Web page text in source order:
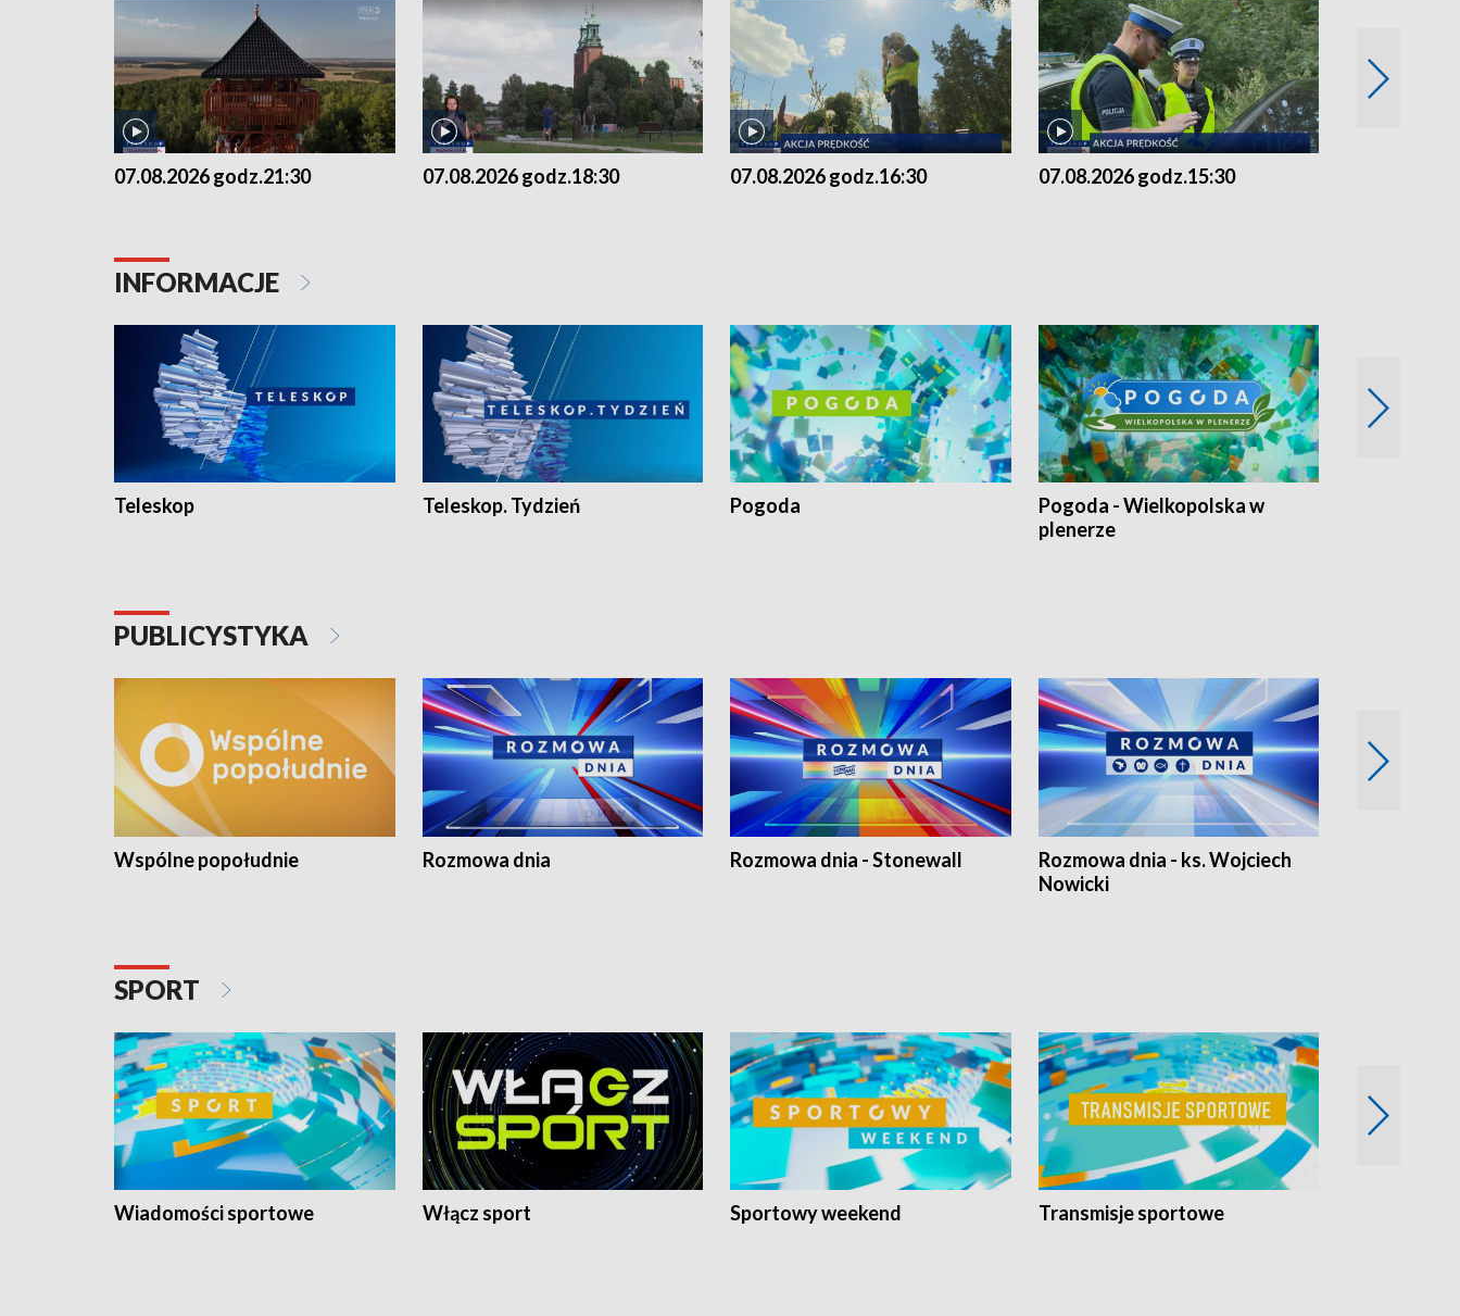
07.08.2026 godz.21:30 07.08.2026 godz.18:30 07.08.2026 godz.16:30 07.08.2026 godz.15:30
INFORMACJE
Teleskop Teleskop. Tydzień Pogoda
Pogoda - Wielkopolska w
plenerze
PUBLICYSTYKA
Wspólne popołudnie Rozmowa dnia Rozmowa dnia - Stonewall
Rozmowa dnia - ks. Wojciech
Nowicki
SPORT
Wiadomości sportowe Włącz sport Sportowy weekend Transmisje sportowe